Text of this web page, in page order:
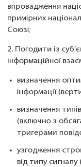
впровадження
примірних
Союзі;
2. Погодити із
інформаційної
визначення
інформації
визначення
(включно з
тригерами
узгодження
від типу